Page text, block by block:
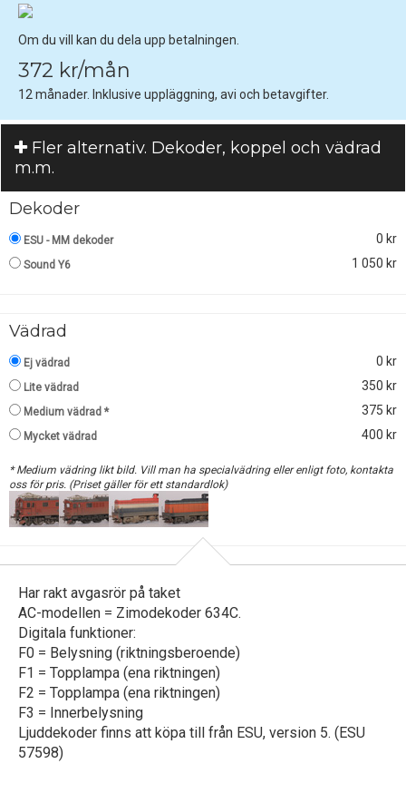
Om du vill kan du dela upp betalningen.
372 kr/mån
12 månader. Inklusive uppläggning, avi och betavgifter.
Fler alternativ. Dekoder, koppel och vädrad
m.m.
Dekoder
ESU - MM dekoder 0 kr
Sound Y6 1 050 kr
Vädrad
Ej vädrad 0 kr
Lite vädrad 350 kr
Medium vädrad * 375 kr
Mycket vädrad 400 kr
* Medium vädring likt bild. Vill man ha specialvädring eller enligt foto, kontakta
oss för pris. (Priset gäller för ett standardlok)
Har rakt avgasrör på taket
AC-modellen = Zimodekoder 634C.
Digitala funktioner:
F0 = Belysning (riktningsberoende)
F1 = Topplampa (ena riktningen)
F2 = Topplampa (ena riktningen)
F3 = Innerbelysning
Ljuddekoder finns att köpa till från ESU, version 5. (ESU
57598)